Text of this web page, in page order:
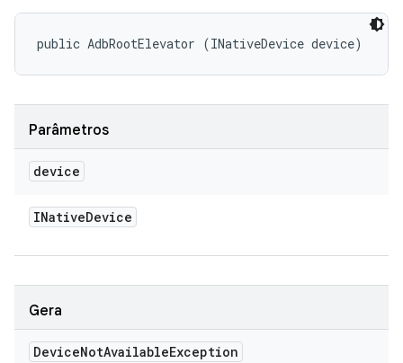
public AdbRootElevator (INativeDevice device)
Parâmetros
device
INativeDevice
Gera
DeviceNotAvailableException